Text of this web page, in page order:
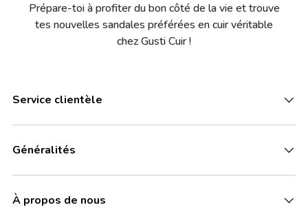
Prépare-toi à profiter du bon côté de la vie et trouve
tes nouvelles sandales préférées en cuir véritable
chez Gusti Cuir !
Service clientèle
Généralités
À propos de nous